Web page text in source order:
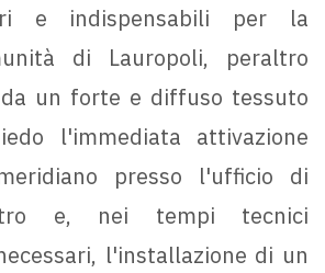
e indispensabili per la
di Lauropoli, peraltro
un forte e diffuso tessuto
l'immediata attivazione
presso l'ufficio di
e, nei tempi tecnici
l'installazione di un